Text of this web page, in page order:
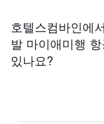
호텔스컴바인​에
발 마이애미​행
있나요?